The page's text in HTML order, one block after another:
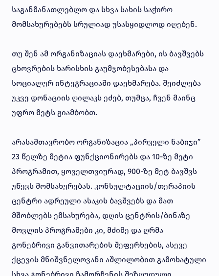
საგანმანათლებლო და სხვა სახის საჭირო
მომსახურებებს სრულიად უსასყიდლოდ იღებენ.
თუ შენ ამ ორგანიზაციას დაეხმარები, ის ბავშვებს
ცხოვრების ხარისხის გაუმჯობესებასა და
სოციალურ ინტეგრაციაში დაეხმარება. შეიძლება
უკვე დონაციის ღილაკს ეძებ, თუმცა, ჩვენ მაინც
უფრო მეტს გიამბობთ.
არასამთავრობო ორგანიზაცია „პირველი ნაბიჯი”
23 წელზე მეტია ფუნქციონირებს და 10-ზე მეტი
პროგრამით, ყოველთვიურად, 900-ზე მეტ ბავშვს
უწევს მომსახურებას. კონსულტაციის/თერაპიის
ცენტრი ადრეული ასაკის ბავშვებს და მათ
მშობლებს ემსახურება, დღის ცენტრის/ბინაზე
მოვლის პროგრამები კი, მძიმე და ღრმა
გონებრივი განვითარების შეფერხების, ასევე
ქცევის მნიშვნელოვანი აშლილობით გამოხატული